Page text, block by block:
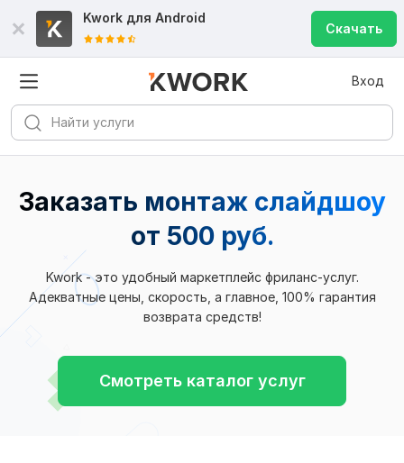
Kwork для Android
Скачать
Вход
Заказать монтаж слайдшоу
от 500 руб.
Kwork - это удобный маркетплейс фриланс-услуг.
Адекватные цены, скорость, а главное, 100% гарантия
возврата средств!
Смотреть каталог услуг